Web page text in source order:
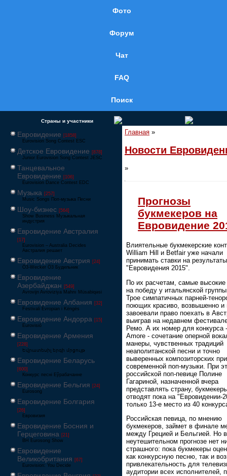
Фото
Форум
Чат
FAQ
Поиск
Страны и участники
Евровидение [1858]
Eurovision Song Contest ESC
Детское Евровидение [878]
Junior Eurovision Song Contest JESC
Танцевальное
Евровидение [106]
Eurovision Dance Contest EDC
Музыка [257]
Music Songs Поп-музыка Песни
Шоу-бизнес [564]
Show Business Музыкальная
индустрия
Евровидение Австралия
[17]
Eurovision – Australia Decides
Австралия решает
Евровидение Австрия [24]
Ö3-Wecker Ö3 Будильник
Евровидение
Азербайджан [549]
Avrovijn Avroviziya Mahnı Müsabiqəsi
Евровидение Албания [32]
Festivali Evropian i Këngës
Евровидение Андорра [15]
Eurovisió
Евровидение Армения
[228]
Եվրատեսիլ երգի մրցույթ
Евровидение Беларусь
[600]
Конкурс песні Еўрабачанне
Евровидение Бельгия [24]
Eurosong
Евровидение Болгария
[26]
Евровизия
Евровидение Босния и
Герцеговина [21]
BH Eurosong Show
Евровидение
Великобритания [67]
Eurovision: You Decide
Главная »
Новости
»
Прогнозы
букмекеров на
Евровидение
Влиятельные букмекерские
William Hill и Betfair уже начали
принимать ставки на результаты
"Евровидения 2015".
По их расчетам, самые
на победу у итальянской
Трое симпатичных парней-
поющих красиво, возвышенно
завоевали право поехать в
выиграв на недавнем
Ремо. А их номер для конкурса
Amore - сочетание оперной
манеры, чувственных традиций
неаполитанской песни и точно
выверенных композиторских
современной поп-музыки. При
российской поп-певице Полине
Гагариной, назначенной вчера
представлять страну,
отводят пока на "Евровидении-
только 13-е место из 40
Российская певица, по мнению
букмекеров, займет в финале
между Грецией и Бельгией. Но
неутешительном прогнозе нет
страшного: пока букмекеры
как конкурсную песню, так и
привлекательность для
аудитории всех исполнителей,